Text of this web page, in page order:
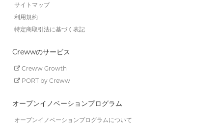
サイトマップ
利用規約
特定商取引法に基づく表記
Crewwのサービス
Creww Growth
PORT by Creww
オープンイノベーションプログラム
オープンイノベーションプログラムについて